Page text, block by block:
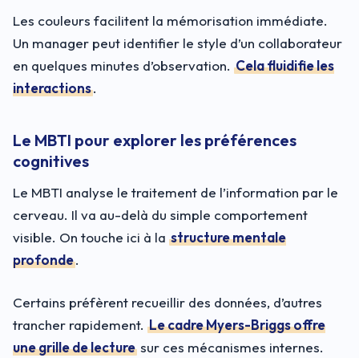
Les couleurs facilitent la mémorisation immédiate.
Un manager peut identifier le style d’un collaborateur
en quelques minutes d’observation. Cela fluidifie les
interactions.
Le MBTI pour explorer les préférences
cognitives
Le MBTI analyse le traitement de l’information par le
cerveau. Il va au-delà du simple comportement
visible. On touche ici à la structure mentale
profonde.
Certains préfèrent recueillir des données, d’autres
trancher rapidement. Le cadre Myers-Briggs offre
une grille de lecture sur ces mécanismes internes.